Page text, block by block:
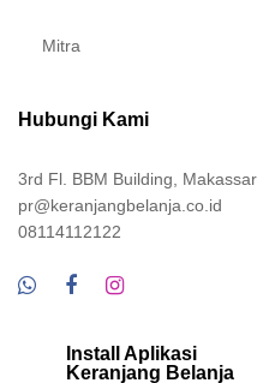
Mitra
Hubungi Kami
3rd Fl. BBM Building, Makassar
pr@keranjangbelanja.co.id
08114112122
Install Aplikasi
Keranjang Belanja